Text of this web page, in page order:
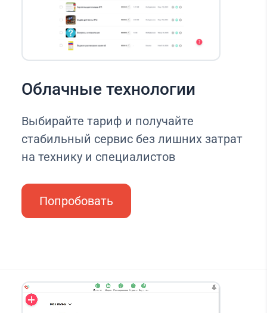
Облачные технологии
Выбирайте тариф и получайте
стабильный сервис без лишних затрат
на технику и специалистов
Попробовать